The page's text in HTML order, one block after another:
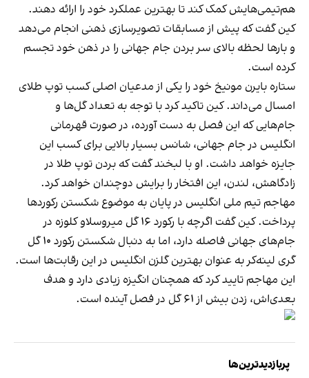
هم‌تیمی‌هایش کمک کند تا بهترین عملکرد خود را ارائه دهند.
کین گفت که پیش از مسابقات تصویرسازی ذهنی انجام می‌دهد
و بارها لحظه بالای سر بردن جام جهانی را در ذهن خود تجسم
کرده است.
ستاره بایرن مونیخ خود را یکی از مدعیان اصلی کسب توپ طلای
امسال می‌داند. کین تاکید کرد با توجه به تعداد گل‌ها و
جام‌هایی که این فصل به دست آورده، در صورت قهرمانی
انگلیس در جام جهانی، شانس بسیار بالایی برای کسب این
جایزه خواهد داشت. او با لبخند گفت که بردن توپ طلا در
زادگاهش، لندن، این افتخار را برایش دوچندان خواهد کرد.
مهاجم تیم ملی انگلیس در پایان به موضوع شکستن رکوردها
پرداخت. کین گفت اگرچه با رکورد ۱۶ گل میروسلاو کلوزه در
جام‌های جهانی فاصله دارد، اما به دنبال شکستن رکورد ۱۰ گل
گری لینه‌کر به عنوان بهترین گلزن انگلیس در این رقابت‌ها است.
این مهاجم تایید کرد که همچنان انگیزه زیادی دارد و هدف
بعدی‌اش، زدن بیش از ۶۱ گل در فصل آینده است.
پربازدیدترین‌ها